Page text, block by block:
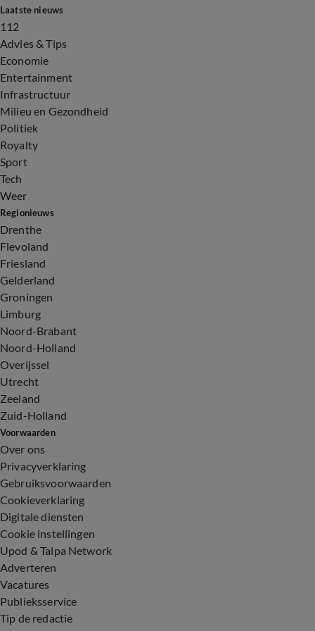
Laatste nieuws
112
Advies & Tips
Economie
Entertainment
Infrastructuur
Milieu en Gezondheid
Politiek
Royalty
Sport
Tech
Weer
Regionieuws
Drenthe
Flevoland
Friesland
Gelderland
Groningen
Limburg
Noord-Brabant
Noord-Holland
Overijssel
Utrecht
Zeeland
Zuid-Holland
Voorwaarden
Over ons
Privacyverklaring
Gebruiksvoorwaarden
Cookieverklaring
Digitale diensten
Cookie instellingen
Upod & Talpa Network
Adverteren
Vacatures
Publieksservice
Tip de redactie